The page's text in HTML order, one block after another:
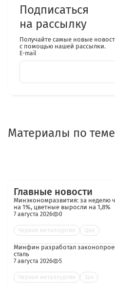
Подписаться
на рассылку
Получайте самые новые
с помощью нашей рассылки.
E-mail
Материалы по теме
Главные новости
Минэкономразвития: за неделю
на 1%, цветные выросли на 1,8%
7 августа 2026 0
Черная металлургия Цве
Минфин разработал
сталь
7 августа 2026 5
Черная металлургия Зак